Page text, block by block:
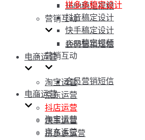
1688稿定视频
营销互动
会员营销短信
电商运营
淘宝运营
京东运营
抖店运营
快手运营
拼多多运营
拼多多稿定设计
抖音稿定设计
快手稿定设计
1688稿定视频
营销互动
会员营销短信
电商运营
淘宝运营
京东运营